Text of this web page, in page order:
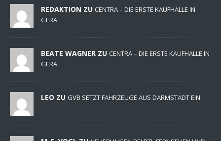
REDAKTION ZU CENTRA – DIE ERSTE KAUFHALLE IN
GERA
BEATE WAGNER ZU CENTRA – DIE ERSTE KAUFHALLE IN
GERA
LEO ZU GVB SETZT FAHRZEUGE AUS DARMSTADT EIN